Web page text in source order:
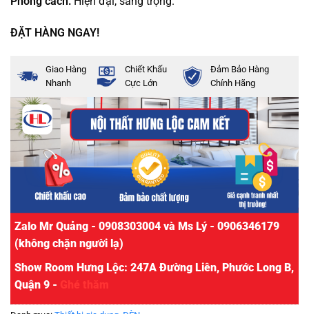
ĐẶT HÀNG NGAY!
Giao Hàng
Nhanh
Chiết Khấu
Cực Lớn
Đảm Bảo Hàng
Chính Hãng
Zalo Mr Quảng - 0908303004 và Ms Lý - 0906346179
(không chặn người lạ)
Show Room Hưng Lộc: 247A Đường Liên, Phước Long B,
Quận 9 -